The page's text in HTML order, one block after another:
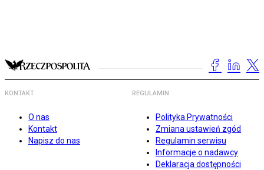
KONTAKT
O nas
Kontakt
Napisz do nas
REGULAMIN
Polityka Prywatności
Zmiana ustawień zgód
Regulamin serwisu
Informacje o nadawcy
Deklaracja dostępności